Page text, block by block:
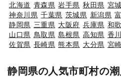
北海道 青森県 岩手県 秋田県 宮
神奈川県 千葉県 茨城県 新潟県
静岡県 三重県 大阪府 兵庫県 和
山口県 鳥取県 島根県 高知県 香
佐賀県 長崎県 熊本県 大分県 宮
静岡県の人気市町村の